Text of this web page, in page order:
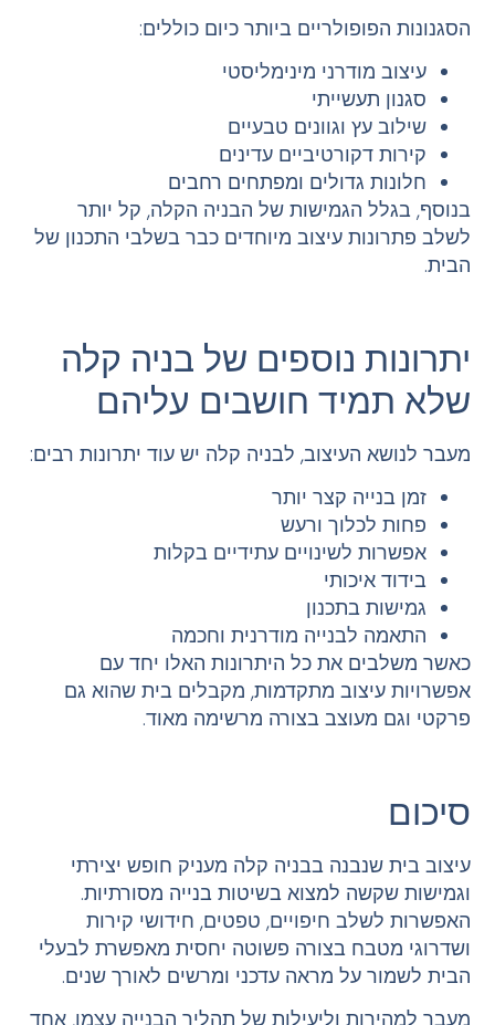
הסגנונות הפופולריים ביותר כיום כוללים:
עיצוב מודרני מינימליסטי
סגנון תעשייתי
שילוב עץ וגוונים טבעיים
קירות דקורטיביים עדינים
חלונות גדולים ומפתחים רחבים
בנוסף, בגלל הגמישות של הבניה הקלה, קל יותר
לשלב פתרונות עיצוב מיוחדים כבר בשלבי התכנון של
הבית.
יתרונות נוספים של בניה קלה
שלא תמיד חושבים עליהם
מעבר לנושא העיצוב, לבניה קלה יש עוד יתרונות רבים:
זמן בנייה קצר יותר
פחות לכלוך ורעש
אפשרות לשינויים עתידיים בקלות
בידוד איכותי
גמישות בתכנון
התאמה לבנייה מודרנית וחכמה
כאשר משלבים את כל היתרונות האלו יחד עם
אפשרויות עיצוב מתקדמות, מקבלים בית שהוא גם
פרקטי וגם מעוצב בצורה מרשימה מאוד.
סיכום
עיצוב בית שנבנה בבניה קלה מעניק חופש יצירתי
וגמישות שקשה למצוא בשיטות בנייה מסורתיות.
האפשרות לשלב חיפויים, טפטים, חידושי קירות
ושדרוגי מטבח בצורה פשוטה יחסית מאפשרת לבעלי
הבית לשמור על מראה עדכני ומרשים לאורך שנים.
מעבר למהירות וליעילות של תהליך הבנייה עצמו, אחד